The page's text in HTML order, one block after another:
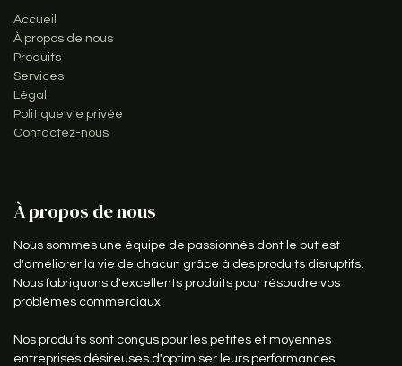
Accueil
À propos de nous
Produits
Services
Légal
Politique vie privée
Contactez-nous
À propos de nous
Nous sommes une équipe de passionnés dont le but est
d'améliorer la vie de chacun grâce à des produits disruptifs.
Nous fabriquons d'excellents produits pour résoudre vos
problèmes commerciaux.
Nos produits sont conçus pour les petites et moyennes
entreprises désireuses d'optimiser leurs performances.